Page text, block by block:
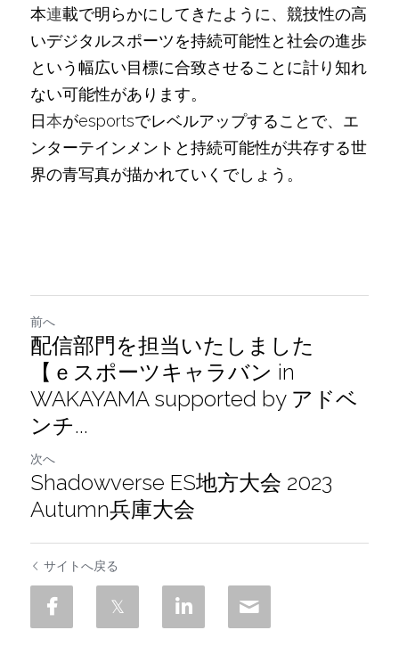
本連載で明らかにしてきたように、競技性の高
いデジタルスポーツを持続可能性と社会の進歩
という幅広い目標に合致させることに計り知れ
ない可能性があります。
日本がesportsでレベルアップすることで、エ
ンターテインメントと持続可能性が共存する世
界の青写真が描かれていくでしょう。
前へ
配信部門を担当いたしました
【ｅスポーツキャラバン in
WAKAYAMA supported by アドベ
ンチ...
次へ
Shadowverse ES地方大会 2023
Autumn兵庫大会
サイトへ戻る